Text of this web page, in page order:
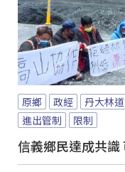
原鄉 政經 丹大林道
進出管制
限制
信義鄉民達成共